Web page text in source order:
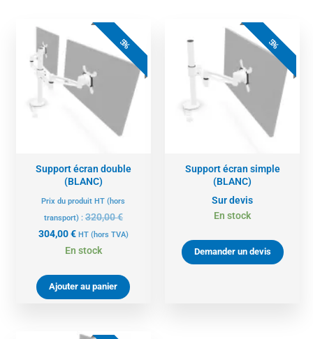
5%
Support écran double
(BLANC)
Prix du produit HT (hors
transport) : 320,00€
prix
initial
était :
320,00 €.
304,00€
prix
actuel
est :
304,00 €.
HT (hors TVA)
En stock
Ajouter au panier
5%
Support écran simple
(BLANC)
Sur devis
En stock
Demander un devis